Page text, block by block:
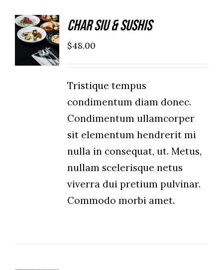
ADD TO
CART
/
DETAILS
Char Siu & Sushis
$48.00
Tristique tempus
condimentum diam donec.
Condimentum ullamcorper
sit elementum hendrerit mi
nulla in consequat, ut. Metus,
nullam scelerisque netus
viverra dui pretium pulvinar.
Commodo morbi amet.